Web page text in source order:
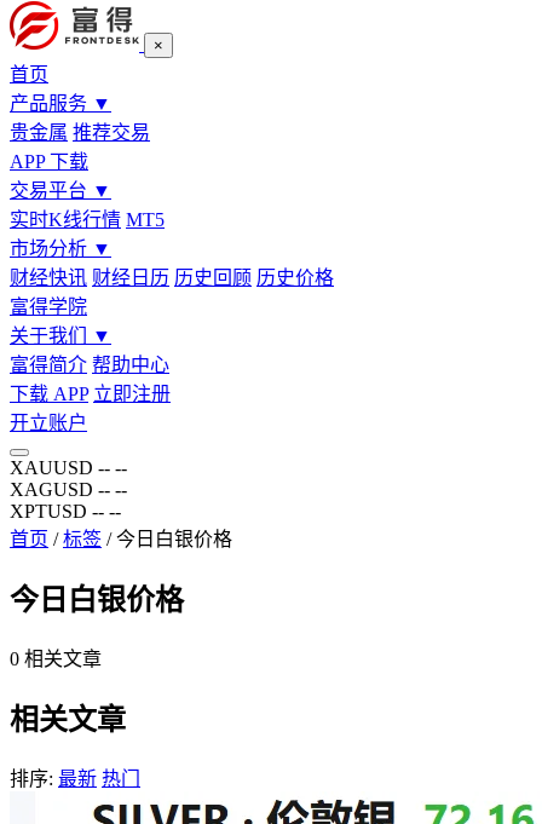
×
首页
产品服务 ▼
贵金属 推荐交易
APP 下载
交易平台 ▼
实时K线行情 MT5
市场分析 ▼
财经快讯 财经日历 历史回顾 历史价格
富得学院
关于我们
▼
富得简介 帮助中心
下载 APP 立即注册
开立账户
XAUUSD -- --
XAGUSD -- --
XPTUSD -- --
首页 / 标签 / 今日白银价格
今日白银价格
0 相关文章
相关文章
排序: 最新 热门